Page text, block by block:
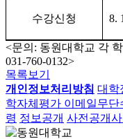
수강신청 8.
<문의: 동원대학교 각
031-760-0132>
목록보기
개인정보처리방침 대학
학자체평가 이메일무단
령 정보공개 사전공개